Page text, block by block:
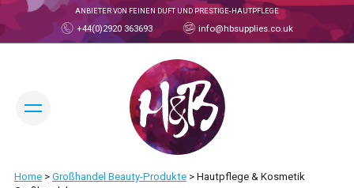
ANBIETER VON FEINEN DUFT UND PRESTIGE-HAUTPFLEGE
+44(0)2920 363693 info@hbsupplies.co.uk
SPRACHE ÄNDERN:
Home > Großhandel Beauty-Produkte >Hautpflege & Kosmetik